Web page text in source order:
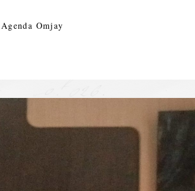
Agenda Omjay